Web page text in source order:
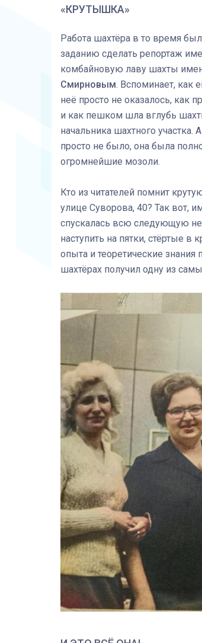
«КРУТЫШКА»
Работа шахтёра в то время
заданию сделать репортаж
комбайновую лаву шахты
Смирновым. Вспоминает, как
неё просто не оказалось, как
и как пешком шла вглубь
начальника шахтного участка.
просто не было, она была
огромнейшие мозоли.
Кто из читателей помнит
улице Суворова, 40? Так вот,
спускалась всю следующую
наступить на пятки, стёртые
опыта и теоретические
шахтёрах получил одну из